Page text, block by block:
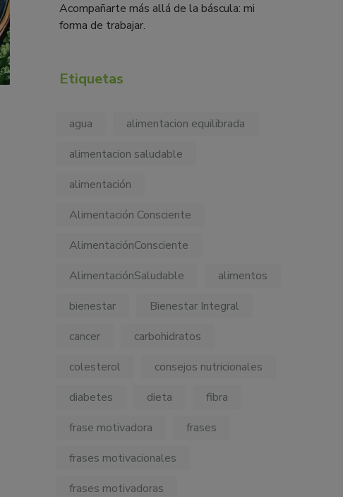
Acompañarte más allá de la báscula: mi
forma de trabajar.
Etiquetas
agua
alimentacion equilibrada
alimentacion saludable
alimentación
Alimentación Consciente
AlimentaciónConsciente
AlimentaciónSaludable
alimentos
bienestar
Bienestar Integral
cancer
carbohidratos
colesterol
consejos nutricionales
diabetes
dieta
fibra
frase motivadora
frases
frases motivacionales
frases motivadoras